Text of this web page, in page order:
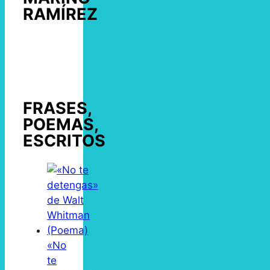
RAMÍREZ
FRASES,
POEMAS,
ESCRITOS
«No
te